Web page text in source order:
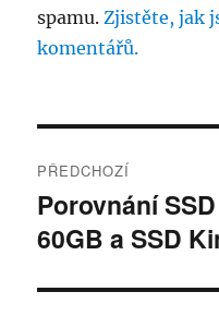
spamu.Zjistěte, jak
komentářů.
pro
příspěvek
PŘEDCHOZÍ
Předchozí
příspěvek:
Porovnání
60GB a SSD